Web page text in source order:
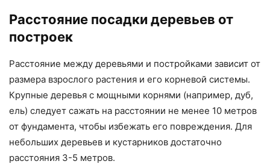
Расстояние посадки деревьев от
построек
Расстояние между деревьями и постройками зависит от
размера взрослого растения и его корневой системы.
Крупные деревья с мощными корнями (например, дуб,
ель) следует сажать на расстоянии не менее 10 метров
от фундамента, чтобы избежать его повреждения. Для
небольших деревьев и кустарников достаточно
расстояния 3-5 метров.